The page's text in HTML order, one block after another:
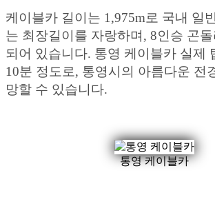
케이블카 길이는 1,975m로 국내 일
는 최장길이를 자랑하며, 8인승 곤
되어 있습니다. 통영 케이블카 실제
10분 정도로, 통영시의 아름다운 전
망할 수 있습니다.
통영 케이블카